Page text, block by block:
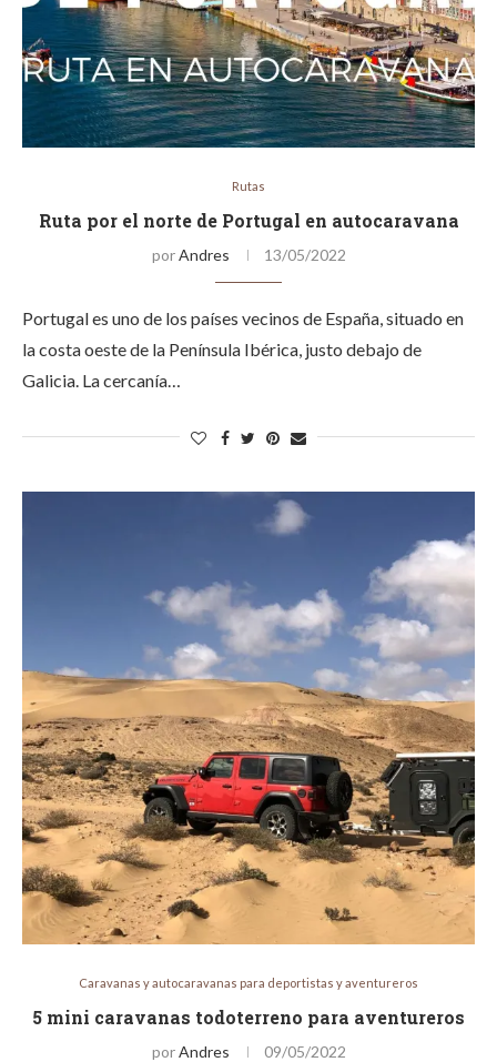
Rutas
Ruta por el norte de Portugal en autocaravana
porAndres 13/05/2022
Portugal es uno de los países vecinos de España, situado en
la costa oeste de la Península Ibérica, justo debajo de
Galicia. La cercanía…
Caravanas y autocaravanas para deportistas y aventureros
5 mini caravanas todoterreno para aventureros
porAndres 09/05/2022